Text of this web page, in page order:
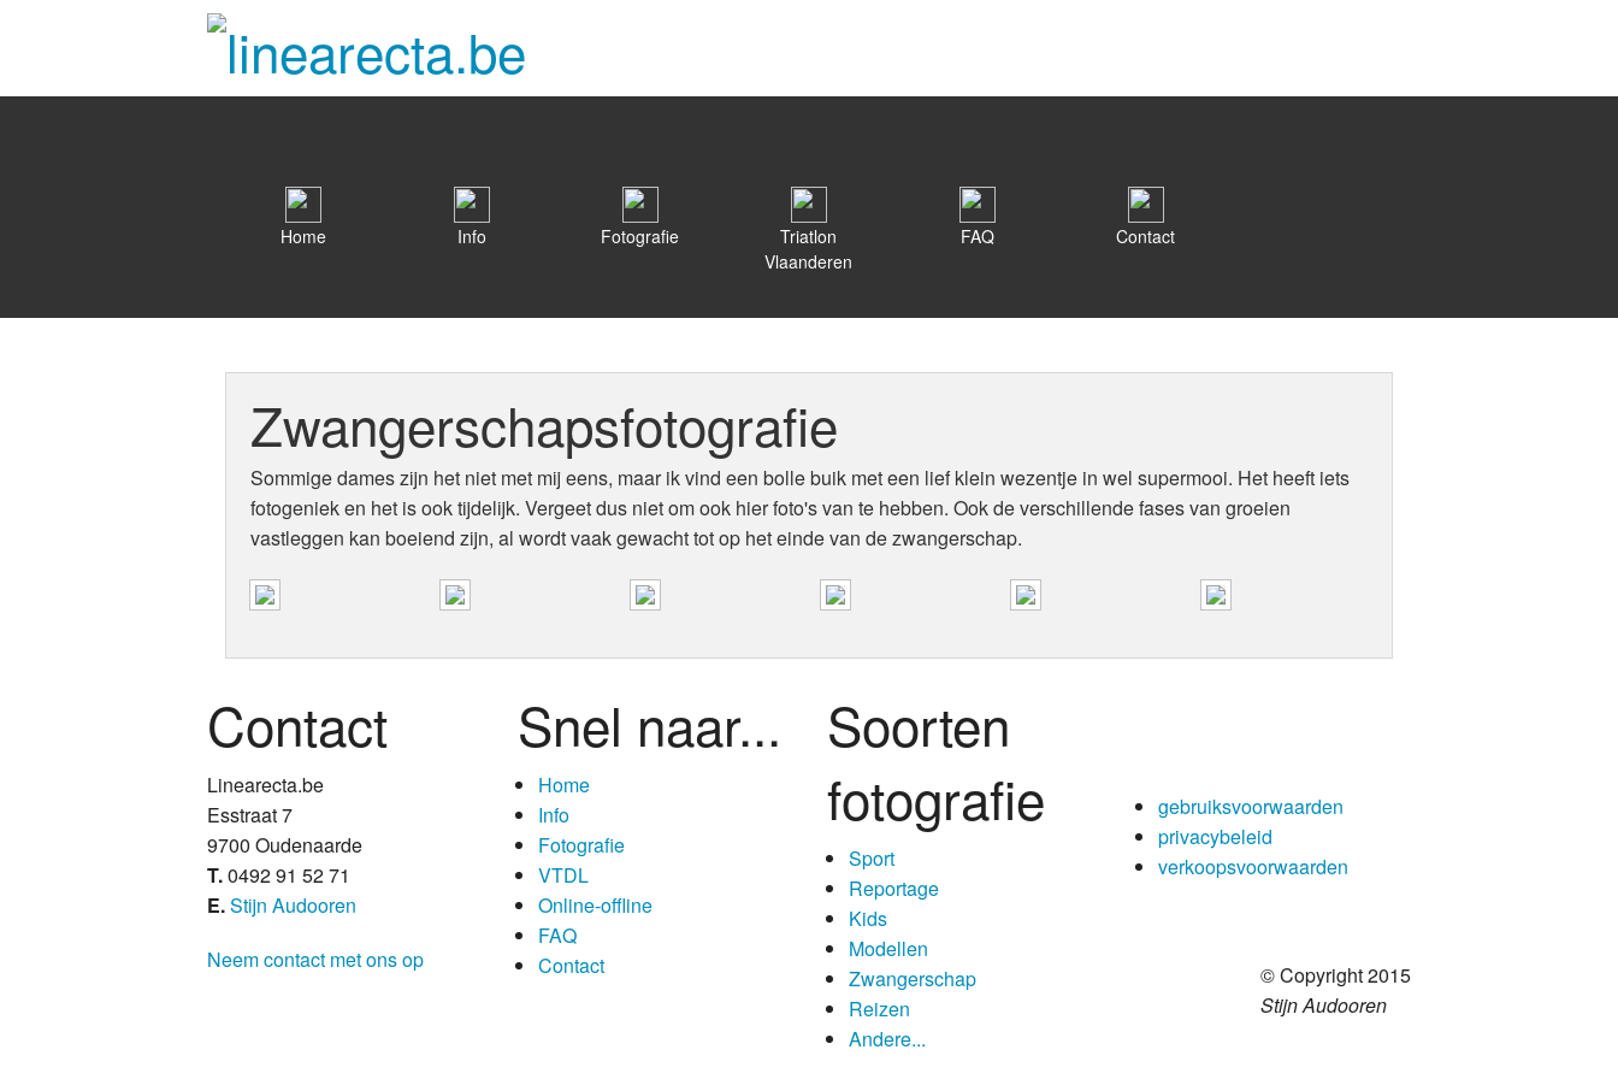
Home Info Fotografie
Triatlon
Vlaanderen
FAQ Contact
Zwangerschapsfotografie
Sommige dames zijn het niet met mij eens, maar ik vind een bolle buik met een lief klein wezentje in wel supermooi. Het heeft iets
fotogeniek en het is ook tijdelijk. Vergeet dus niet om ook hier foto's van te hebben. Ook de verschillende fases van groeien
vastleggen kan boeiend zijn, al wordt vaak gewacht tot op het einde van de zwangerschap.
Contact
Linearecta.be
Esstraat 7
9700 Oudenaarde
T.0492 91 52 71
E.Stijn Audooren
Neem contact met ons op
Snel naar...
Home
Info
Fotografie
VTDL
Online-offline
FAQ
Contact
Soorten
fotografie
Sport
Reportage
Kids
Modellen
Zwangerschap
Reizen
Andere...
gebruiksvoorwaarden
privacybeleid
verkoopsvoorwaarden
© Copyright 2015
Stijn Audooren